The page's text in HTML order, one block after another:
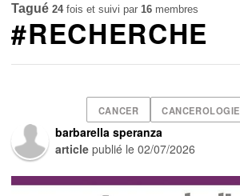
Tagué 24fois et suivi par 16 membres
#RECHERCHE
CANCER CANCEROLOGIE
barbarella speranza
article publié le02/07/2026